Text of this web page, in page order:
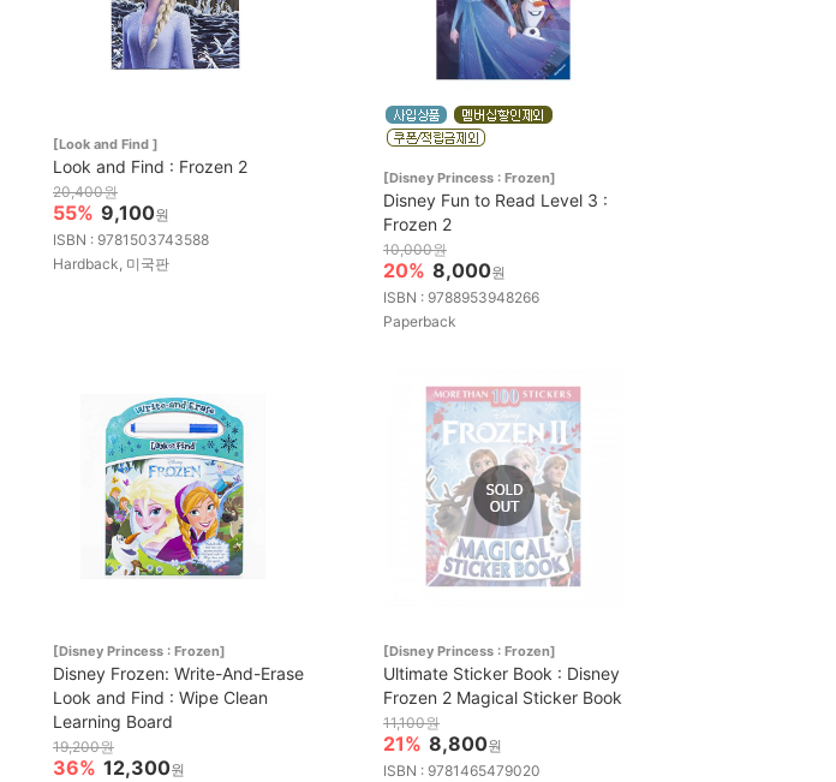
[Look and Find ]
Look and Find : Frozen 2
20,400원
55% 9,100원
ISBN : 9781503743588
Hardback, 미국판
[Disney Princess : Frozen]
Disney Fun to Read Level 3 :
Frozen 2
10,000원
20% 8,000원
ISBN : 9788953948266
Paperback
[Disney Princess : Frozen]
Disney Frozen: Write-And-Erase
Look and Find : Wipe Clean
Learning Board
19,200원
36% 12,300원
[Disney Princess : Frozen]
Ultimate Sticker Book : Disney
Frozen 2 Magical Sticker Book
11,100원
21% 8,800원
ISBN : 9781465479020